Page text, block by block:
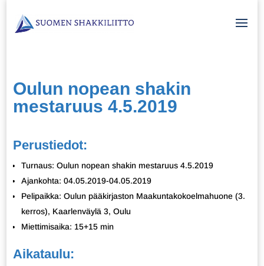
Oulun nopean shakin
mestaruus 4.5.2019
Perustiedot:
Turnaus: Oulun nopean shakin mestaruus 4.5.2019
Ajankohta: 04.05.2019-04.05.2019
Pelipaikka: Oulun pääkirjaston Maakuntakokoelmahuone (3.
kerros), Kaarlenväylä 3, Oulu
Miettimisaika: 15+15 min
Aikataulu: